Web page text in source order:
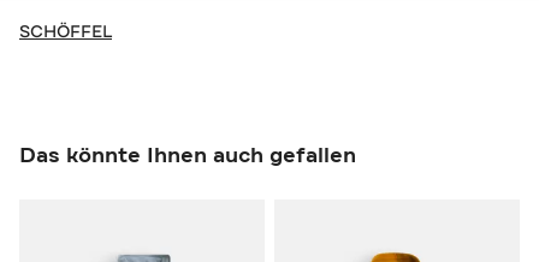
SCHÖFFEL
Das könnte Ihnen auch gefallen